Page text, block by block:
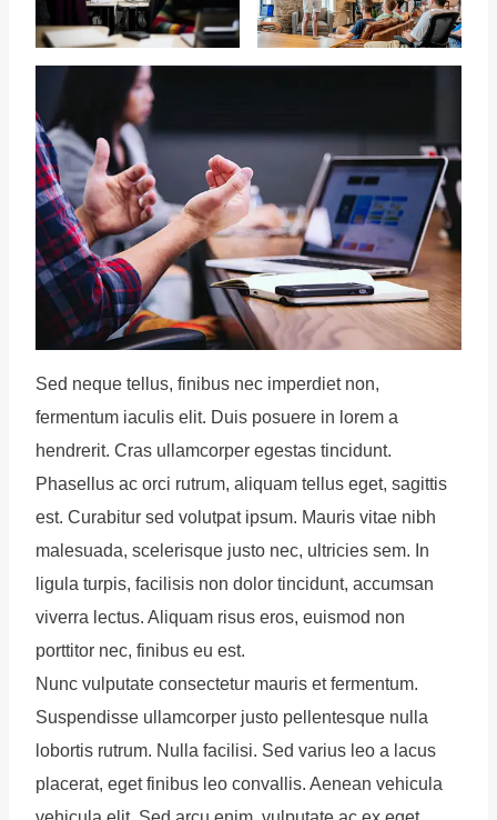
Sed neque tellus, finibus nec imperdiet non,
fermentum iaculis elit. Duis posuere in lorem a
hendrerit. Cras ullamcorper egestas tincidunt.
Phasellus ac orci rutrum, aliquam tellus eget, sagittis
est. Curabitur sed volutpat ipsum. Mauris vitae nibh
malesuada, scelerisque justo nec, ultricies sem. In
ligula turpis, facilisis non dolor tincidunt, accumsan
viverra lectus. Aliquam risus eros, euismod non
porttitor nec, finibus eu est.
Nunc vulputate consectetur mauris et fermentum.
Suspendisse ullamcorper justo pellentesque nulla
lobortis rutrum. Nulla facilisi. Sed varius leo a lacus
placerat, eget finibus leo convallis. Aenean vehicula